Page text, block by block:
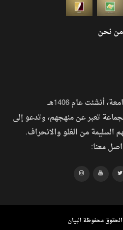
من نحن
أنشئت عام 1406هـ.
تعبر عن منهجهم، وتدعو إلى
السليمة من الغلو والانحراف.
معنا: